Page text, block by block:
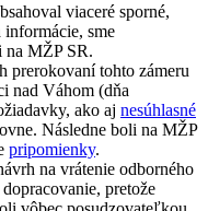
viaceré sporné,
informácie, sme
na MŽP SR.
prerokovaní tohto zámeru
nad Váhom (dňa
ako aj nesúhlasné
Následne boli na MŽP
pripomienky.
na vrátenie odborného
pretože